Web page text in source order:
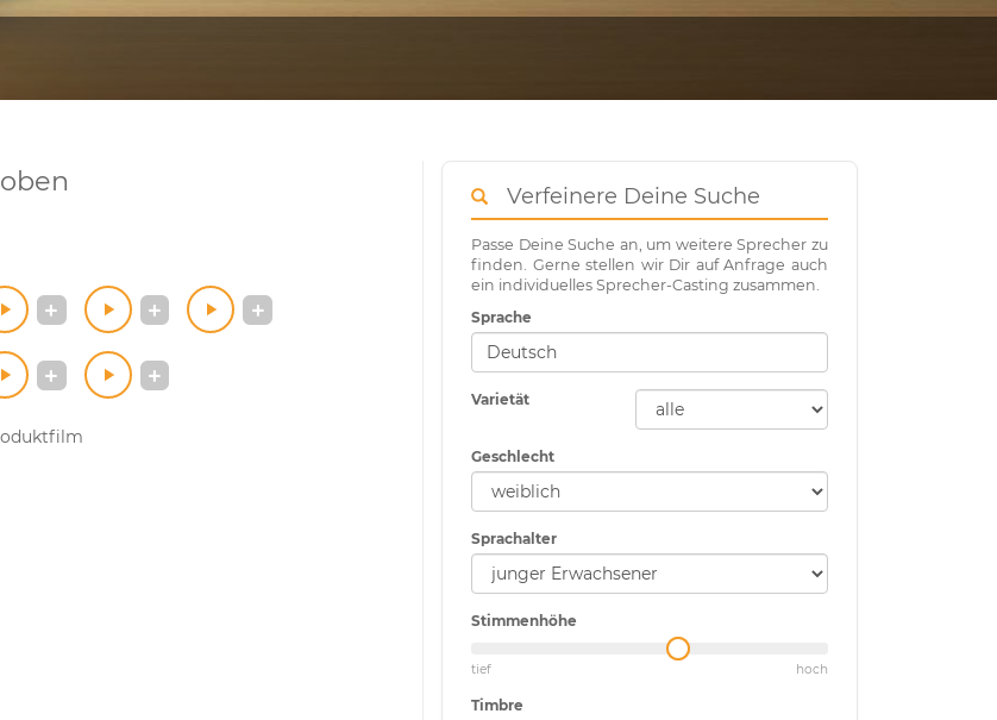
Verfeinere Deine Suche
Passe Deine Suche an, um weitere Sprecher zu
finden. Gerne stellen wir Dir auf Anfrage auch
ein individuelles Sprecher-Casting zusammen.
Sprache
Varietät
Geschlecht
Sprachalter
Stimmenhöhe
tief hoch
Timbre